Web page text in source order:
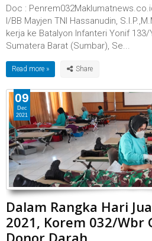
Doc :
I/BB Mayjen TNI Hassanudin,
kerja ke Batalyon Infanteri Yonif
Sumatera Barat (Sumbar), Se...
Read more »
Dalam Rangka Hari
2021, Korem 032/Wbr
09
Dec
2021